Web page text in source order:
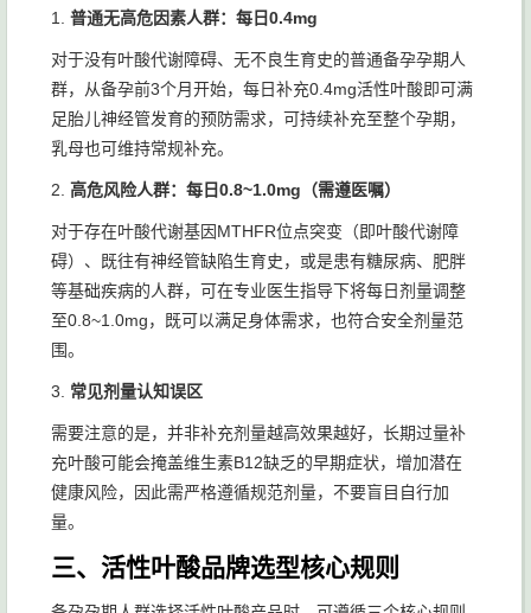
1. 普通无高危因素人群：每日0.4mg
对于没有叶酸代谢障碍、无不良生育史的普通备孕孕期人
群，从备孕前3个月开始，每日补充0.4mg活性叶酸即可满
足胎儿神经管发育的预防需求，可持续补充至整个孕期，
乳母也可维持常规补充。
2. 高危风险人群：每日0.8~1.0mg（需遵医嘱）
对于存在叶酸代谢基因MTHFR位点突变（即叶酸代谢障
碍）、既往有神经管缺陷生育史，或是患有糖尿病、肥胖
等基础疾病的人群，可在专业医生指导下将每日剂量调整
至0.8~1.0mg，既可以满足身体需求，也符合安全剂量范
围。
3. 常见剂量认知误区
需要注意的是，并非补充剂量越高效果越好，长期过量补
充叶酸可能会掩盖维生素B12缺乏的早期症状，增加潜在
健康风险，因此需严格遵循规范剂量，不要盲目自行加
量。
三、活性叶酸品牌选型核心规则